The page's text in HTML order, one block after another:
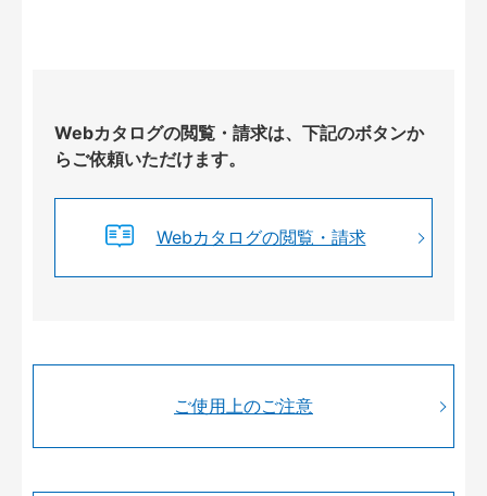
Webカタログの閲覧・請求は、下記のボタンか
らご依頼いただけます。
Webカタログの閲覧・請求
ご使用上のご注意